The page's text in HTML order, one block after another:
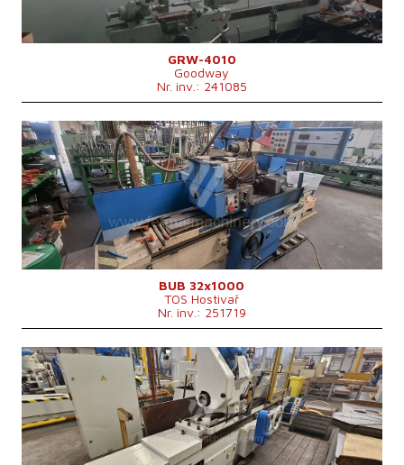
Dispozitiv pt. rectificare interioară nu
GRW-4010
Goodway
Nr. inv.: 241085
An fabricație:
1993
Sistem de control
nu
Diametrul maxim al rectificării
320 mm
Lungimea maximă de rectificare
1000 mm
Greutatea maximă a piesei de lucru 350 kg
Dispozitiv pt. rectificare interioară da
Dimensiunile mașinii L x l x Î
3510x2695x1668 mm
Geutatea mașinii
5300 kg
BUB 32x1000
TOS Hostivař
Nr. inv.: 251719
An fabricație:
1976
Sistem de control
Diametrul maxim al rectificării
630 mm
Lungimea maximă de rectificare
1000 mm
Greutatea maximă a piesei de lucru900 kg
Dispozitiv pt. rectificare interioară
Conicitatea axului
MORSE 6 .